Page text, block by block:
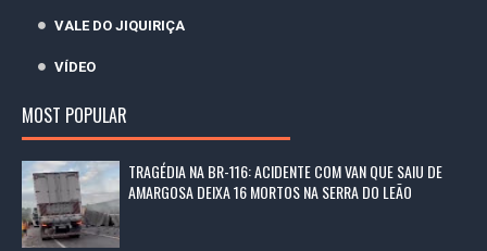
VALE DO JIQUIRIÇA
VÍDEO
MOST POPULAR
TRAGÉDIA NA BR-116: ACIDENTE COM VAN QUE SAIU DE
AMARGOSA DEIXA 16 MORTOS NA SERRA DO LEÃO